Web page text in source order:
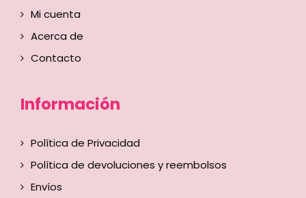
Mi cuenta
Acerca de
Contacto
Información
Política de Privacidad
Política de devoluciones y reembolsos
Envíos